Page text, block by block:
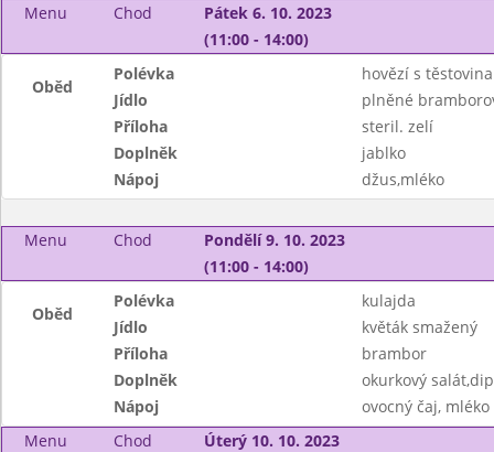
Menu
Chod
Pátek 6. 10. 2023
(11:00 - 14:00)
Oběd
Polévka
hovězí s
Jídlo
plněné
Příloha
steril. zelí
Doplněk
jablko
Nápoj
džus,mléko
Menu Chod
Pondělí 9. 10. 2023
(11:00 - 14:00)
Oběd
Polévka
kulajda
Jídlo
květák smažený
Příloha
brambor
Doplněk
okurkový salát,dip
Nápoj
ovocný čaj, mléko
Menu
Chod
Úterý 10. 10. 2023